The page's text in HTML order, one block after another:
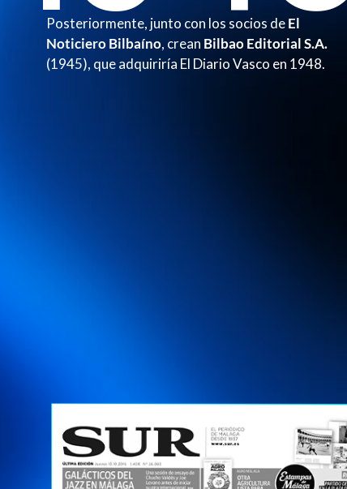
Posteriormente, junto con los socios deEl
Noticiero Bilbaíno, crean Bilbao Editorial S.A.
(1945), que adquiriría El Diario Vasco en 1948.